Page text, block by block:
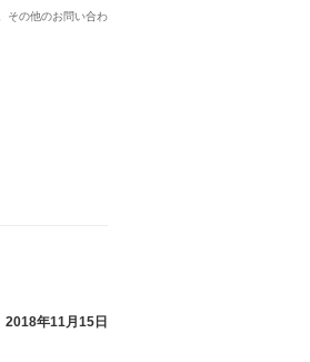
その他のお問い合わ
2018年11月15日